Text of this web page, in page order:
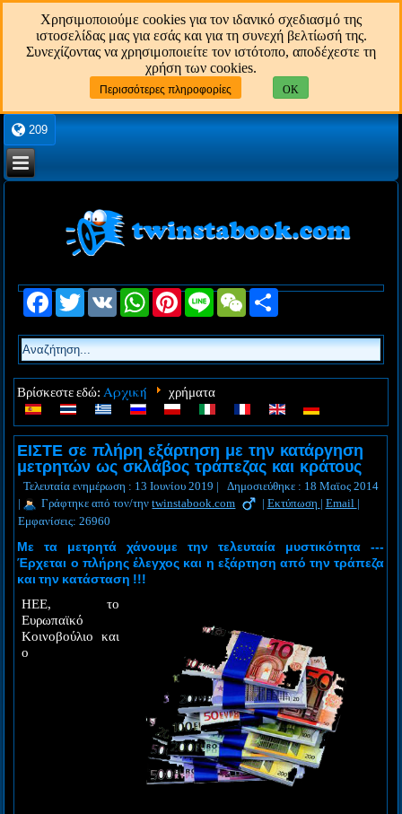
Χρησιμοποιούμε cookies για τον ιδανικό σχεδιασμό της
ιστοσελίδας μας για εσάς και για τη συνεχή βελτίωσή της.
Συνεχίζοντας να χρησιμοποιείτε τον ιστότοπο, αποδέχεστε τη
χρήση των cookies.
Περισσότερες πληροφορίες OK
209
Facebook
Twitter VK WhatsAppPinterestLine WeChat
Βρίσκεστε εδώ: Αρχική χρήματα
ΕΙΣΤΕ σε πλήρη εξάρτηση με την κατάργηση
μετρητών ως σκλάβος τράπεζας και κράτους
Τελευταία ενημέρωση : 13 Ιουνίου 2019 |
Δημοσιεύθηκε : 18 Μαϊος 2014
|
Γράφτηκε από τον/τηνtwinstabook.com | Εκτύπωση | Email |
Εμφανίσεις: 26960
Με τα μετρητά χάνουμε την τελευταία μυστικότητα ---
Έρχεται ο πλήρης έλεγχος και η εξάρτηση από την τράπεζα
και την κατάσταση !!!
HΕΕ, το
Ευρωπαϊκό
Κοινοβούλιο και
ο